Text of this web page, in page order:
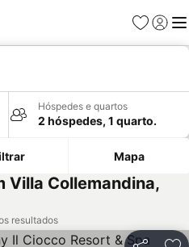
Favoritos
Iniciar
Hóspedes e quartos
2 hóspedes, 1 quarto.
Mapa
Villa Collemandina,
resultados